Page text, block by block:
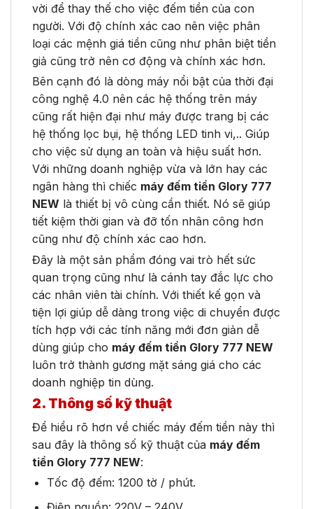
vời để thay thế cho việc đếm tiền của con
người. Với độ chính xác cao nên việc phân
loại các mệnh giá tiền cũng như phân biệt tiền
giả cũng trở nên cơ động và chính xác hơn.
Bên cạnh đó là dòng máy nổi bật của thời đại
công nghệ 4.0 nên các hệ thống trên máy
cũng rất hiện đại như máy được trang bị các
hệ thống lọc bụi, hệ thống LED tinh vi,.. Giúp
cho việc sử dụng an toàn và hiệu suất hơn.
Với những doanh nghiệp vừa và lớn hay các
ngân hàng thì chiếc máy đếm tiền Glory 777
NEW là thiết bị vô cùng cần thiết. Nó sẽ giúp
tiết kiệm thời gian và đỡ tốn nhân công hơn
cũng như độ chính xác cao hơn.
Đây là một sản phẩm đóng vai trò hết sức
quan trọng cũng như là cánh tay đắc lực cho
các nhân viên tài chính. Với thiết kế gọn và
tiện lợi giúp dễ dàng trong việc di chuyển được
tích hợp với các tính năng mới đơn giản dễ
dùng giúp cho máy đếm tiền Glory 777 NEW
luôn trở thành gương mặt sáng giá cho các
doanh nghiệp tin dùng.
2. Thông số kỹ thuật
Để hiểu rõ hơn về chiếc máy đếm tiền này thì
sau đây là thông số kỹ thuật của máy đếm
tiền Glory 777 NEW:
Tốc độ đếm: 1200 tờ / phút.